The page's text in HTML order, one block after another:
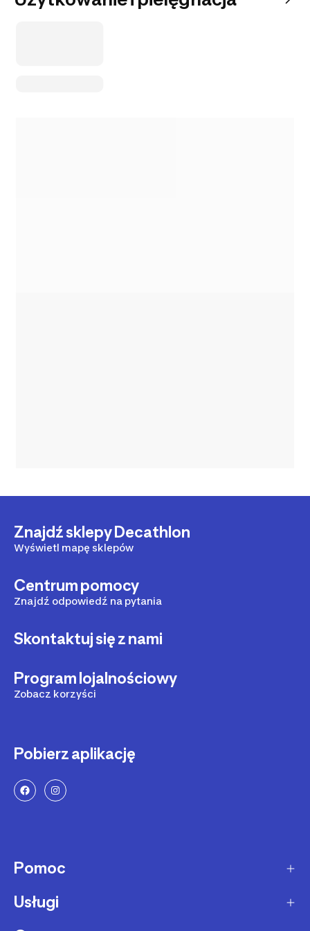
Znajdź sklepy Decathlon
Wyświetl mapę sklepów
Centrum pomocy
Znajdź odpowiedź na pytania
Skontaktuj się z nami
Program lojalnościowy
Zobacz korzyści
Pobierz aplikację
Pomoc
Sposoby dostawy
Usługi